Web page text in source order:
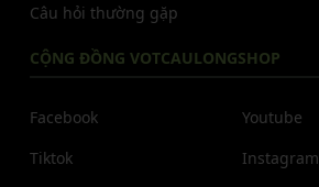
Câu hỏi thường gặp
CỘNG ĐỒNG VOTCAULONGSHOP
Facebook
Tiktok
Youtube
Instagram